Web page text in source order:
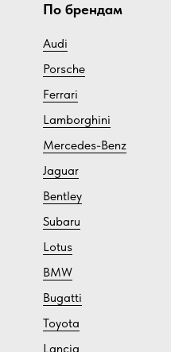
По брендам
Audi
Porsche
Ferrari
Lamborghini
Mercedes-Benz
Jaguar
Bentley
Subaru
Lotus
BMW
Bugatti
Toyota
Lancia